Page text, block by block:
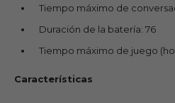
Tiempo máximo de
Duración de la batería: 76
Tiempo máximo de juego
Características